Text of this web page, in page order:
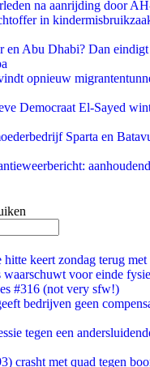
na aanrijding door
in
en Abu Dhabi? Dan
opnieuw
Democraat El-Sayed
Sparta en
hitte keert zondag terug
waarschuwt voor einde
#316 (not very sfw!)
bedrijven geen
tegen een
crasht met quad tegen